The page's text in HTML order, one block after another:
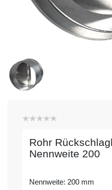
Rohr
Nennweite 200
Nennweite: 200 mm